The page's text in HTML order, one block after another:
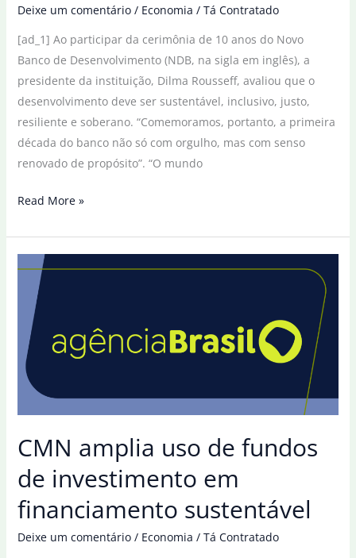
Deixe um comentário / Economia / Tá Contratado
[ad_1] Ao participar da cerimônia de 10 anos do Novo
Banco de Desenvolvimento (NDB, na sigla em inglês), a
presidente da instituição, Dilma Rousseff, avaliou que o
desenvolvimento deve ser sustentável, inclusivo, justo,
resiliente e soberano. “Comemoramos, portanto, a primeira
década do banco não só com orgulho, mas com senso
renovado de propósito”. “O mundo
Dilma:
deve
sustentável,
inclusivo
justo
Read More »
CMN amplia uso de fundos
de investimento em
financiamento sustentável
Deixe um comentário / Economia / Tá Contratado